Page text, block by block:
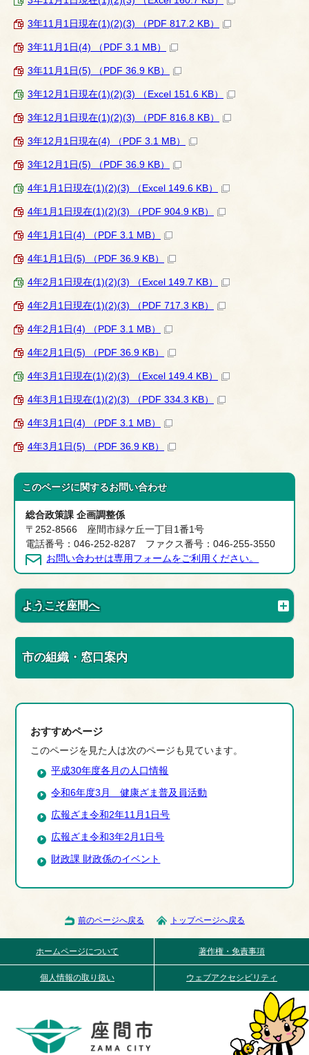
3年11月1日現在(1)(2)(3) （PDF 817.2 KB）
3年11月1日(4) （PDF 3.1 MB）
3年11月1日(5) （PDF 36.9 KB）
3年12月1日現在(1)(2)(3) （Excel 151.6 KB）
3年12月1日現在(1)(2)(3) （PDF 816.8 KB）
3年12月1日現在(4) （PDF 3.1 MB）
3年12月1日(5) （PDF 36.9 KB）
4年1月1日現在(1)(2)(3) （Excel 149.6 KB）
4年1月1日現在(1)(2)(3) （PDF 904.9 KB）
4年1月1日(4) （PDF 3.1 MB）
4年1月1日(5) （PDF 36.9 KB）
4年2月1日現在(1)(2)(3) （Excel 149.7 KB）
4年2月1日現在(1)(2)(3) （PDF 717.3 KB）
4年2月1日(4) （PDF 3.1 MB）
4年2月1日(5) （PDF 36.9 KB）
4年3月1日現在(1)(2)(3) （Excel 149.4 KB）
4年3月1日現在(1)(2)(3) （PDF 334.3 KB）
4年3月1日(4) （PDF 3.1 MB）
4年3月1日(5) （PDF 36.9 KB）
このページに関するお問い合わせ
総合政策課 企画調整係
〒252-8566 座間市緑ケ丘一丁目1番1号
電話番号：046-252-8287 ファクス番号：046-255-3550
お問い合わせは専用フォームをご利用ください。
ようこそ座間へ
市の組織・窓口案内
おすすめページ
このページを見た人は次のページも見ています。
平成30年度各月の人口情報
令和6年度3月 健康ざま普及員活動
広報ざま令和2年11月1日号
広報ざま令和3年2月1日号
財政課 財政係のイベント
前のページへ戻る トップページへ戻る
ホームページについて 著作権・免責事項
個人情報の取り扱い ウェブアクセシビリティ